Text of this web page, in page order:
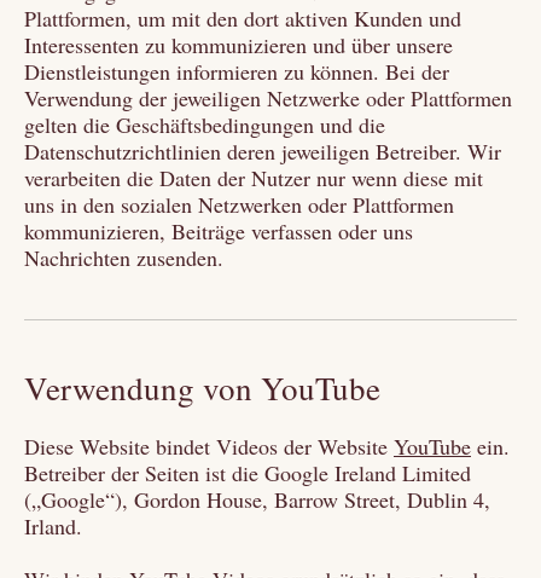
Plattformen, um mit den dort aktiven Kunden und
Interessenten zu kommunizieren und über unsere
Dienstleistungen informieren zu können. Bei der
Verwendung der jeweiligen Netzwerke oder Plattformen
gelten die Geschäftsbedingungen und die
Datenschutzrichtlinien deren jeweiligen Betreiber. Wir
verarbeiten die Daten der Nutzer nur wenn diese mit
uns in den sozialen Netzwerken oder Plattformen
kommunizieren, Beiträge verfassen oder uns
Nachrichten zusenden.
Verwendung von YouTube
Diese Website bindet Videos der Website YouTube ein.
Betreiber der Seiten ist die Google Ireland Limited
(„Google“), Gordon House, Barrow Street, Dublin 4,
Irland.